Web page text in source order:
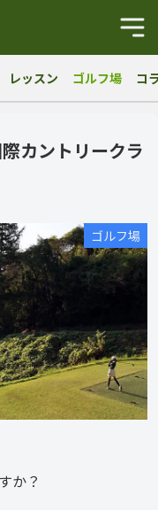
レッスン ゴルフ場 コ
カントリークラ
ゴルフ場
か？